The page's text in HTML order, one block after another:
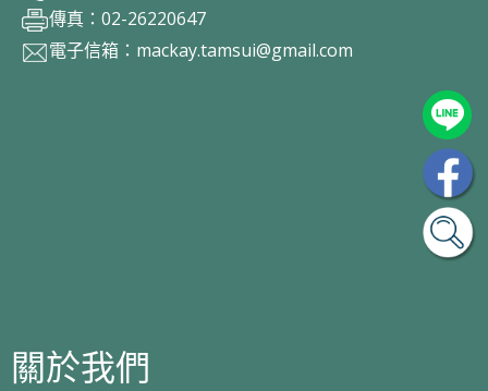
傳真：02-26220647
電子信箱： mackay.tamsui@gmail.com
關於我們